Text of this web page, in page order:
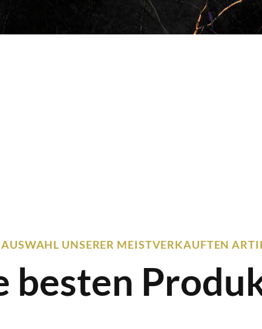
AUSWAHL UNSERER MEISTVERKAUFTEN
besten